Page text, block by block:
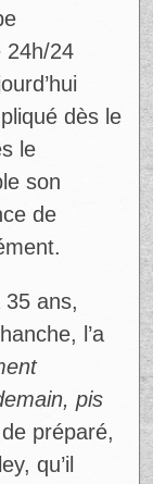
24h/24
dès le
le
son
de
ans,
l’a
pis
préparé,
qu’il